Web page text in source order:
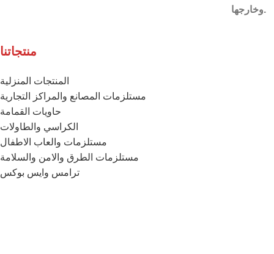
وخارجها.
منتجاتنا
المنتجات المنزلية
مستلزمات المصانع والمراكز التجارية
حاويات القمامة
الكراسي والطاولات
مستلزمات والعاب الاطفال
مستلزمات الطرق والامن والسلامة
ترامس وايس بوكس